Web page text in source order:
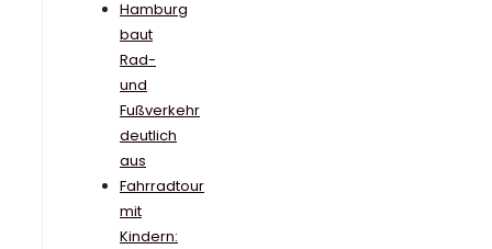
Hamburg
baut
Rad-
und
Fußverkehr
deutlich
aus
Fahrradtour
mit
Kindern: